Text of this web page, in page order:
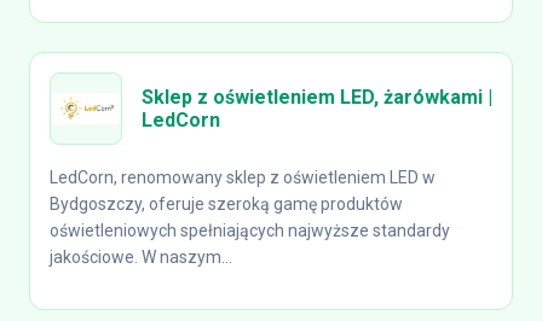
Sklep z oświetleniem LED, żarówkami |
LedCorn
LedCorn, renomowany sklep z oświetleniem LED w
Bydgoszczy, oferuje szeroką gamę produktów
oświetleniowych spełniających najwyższe standardy
jakościowe. W naszym...